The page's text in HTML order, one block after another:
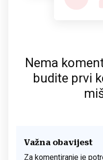
Nema
budite prvi
Važna obavijest
Za komentiranje je